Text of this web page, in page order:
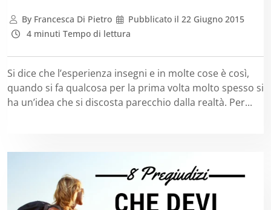
ByFrancesca Di Pietro Pubblicato il 22 Giugno 2015
4 minuti Tempo di lettura
Si dice che l’esperienza insegni e in molte cose è così,
quando si fa qualcosa per la prima volta molto spesso si
ha un’idea che si discosta parecchio dalla realtà. Per...